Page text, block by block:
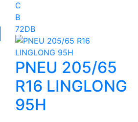
C
B
72DB
PNEU 205/65
R16 LINGLONG
95H